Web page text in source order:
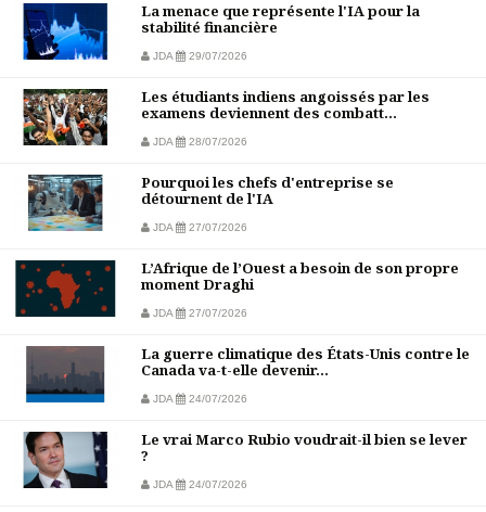
La menace que représente l'IA pour la
stabilité financière
JDA 29/07/2026
Les étudiants indiens angoissés par les
examens deviennent des combatt...
JDA 28/07/2026
Pourquoi les chefs d'entreprise se
détournent de l'IA
JDA 27/07/2026
L’Afrique de l’Ouest a besoin de son propre
moment Draghi
JDA 27/07/2026
La guerre climatique des États-Unis contre le
Canada va-t-elle devenir...
JDA 24/07/2026
Le vrai Marco Rubio voudrait-il bien se lever
?
JDA 24/07/2026